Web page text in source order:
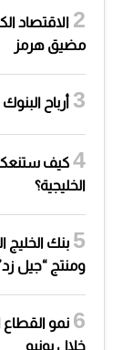
مضيق هرمز
أرباح البنوك
كيف
الخليجية؟
بنك الخليج
ومنتج “جيل
نمو
خلال يونيو